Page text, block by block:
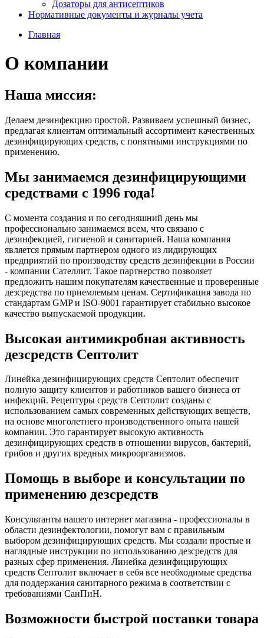
Дозаторы для антисептиков
Нормативные документы и журналы учета
Главная
О компании
Наша миссия:
Делаем дезинфекцию простой. Развиваем успешный бизнес,
предлагая клиентам оптимальный ассортимент качественных
дезинфицирующих средств, с понятными инструкциями по
применению.
Мы занимаемся дезинфицирующими
средствами с 1996 года!
С момента создания и по сегодняшний день мы
профессионально занимаемся всем, что связано с
дезинфекцией, гигиеной и санитарией. Наша компания
является прямым партнером одного из лидирующих
предприятий по производству средств дезинфекции в России
- компании Сателлит. Такое партнерство позволяет
предложить нашим покупателям качественные и проверенные
дезсредства по приемлемым ценам. Сертификация завода по
стандартам GMP и ISO-9001 гарантирует стабильно высокое
качество выпускаемой продукции.
Высокая антимикробная активность
дезсредств Септолит
Линейка дезинфицирующих средств Септолит обеспечит
полную защиту клиентов и работников вашего бизнеса от
инфекций. Рецептуры средств Септолит созданы с
использованием самых современных действующих веществ,
на основе многолетнего производственного опыта нашей
компании. Это гарантирует высокую активность
дезинфицирующих средств в отношении вирусов, бактерий,
грибов и других вредных микроорганизмов.
Помощь в выборе и консультации по
применению дезсредств
Консультанты нашего интернет магазина - профессионалы в
области дезинфектологии, помогут вам с правильным
выбором дезинфицирующих средств. Мы создали простые и
наглядные инструкции по использованию дезсредств для
разных сфер применения. Линейка дезинфицирующих
средств Септолит включает в себя все необходимые средства
для поддержания санитарного режима в соответствии с
требованиями СанПиН.
Возможности быстрой поставки товара